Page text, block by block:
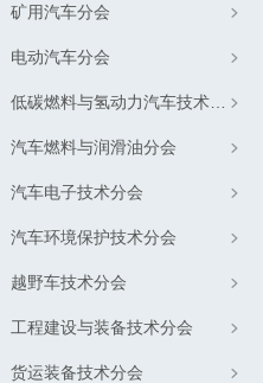
矿用汽车分会
电动汽车分会
低碳燃料与氢动力汽车技术分会
汽车燃料与润滑油分会
汽车电子技术分会
汽车环境保护技术分会
越野车技术分会
工程建设与装备技术分会
货运装备技术分会